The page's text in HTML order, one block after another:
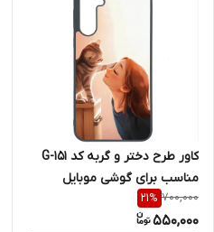
کاور طرح دختر و گربه کد G-151
مناسب برای گوشی موبایل
سامسونگ Galaxy A36
700,000
21%
550,000